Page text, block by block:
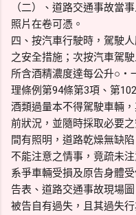
（二）、道路交通事故當
照片在卷可憑。
四、按汽車行駛時，駕駛
之安全措施；次按汽車駕
所含酒精濃度達每公升○‧
理條例第94條第3項、第
酒類過量本不得駕駛車輛
前狀況，並隨時採取必要
間有照明，道路乾燥無缺
不能注意之情事，竟疏未
系爭車輛受損及原告身體
告表、道路交通事故現場
被告自有過失，且其過失